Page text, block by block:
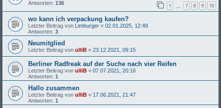
Antworten: 136 1 7 8 9 10
wo kann ich verpackung kaufen?
Letzter Beitrag von Limburger « 02.01.2025, 12:49
Antworten: 3
Neumitglied
Letzter Beitrag von ulliB « 23.12.2021, 09:15
Berliner Radfreak auf der Suche nach vier Reifen
Letzter Beitrag von ulliB « 07.07.2021, 20:16
Antworten: 1
Hallo zusammen
Letzter Beitrag von ulliB « 17.06.2021, 21:47
Antworten: 1